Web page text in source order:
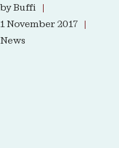
byBuffi
1 November 2017
News